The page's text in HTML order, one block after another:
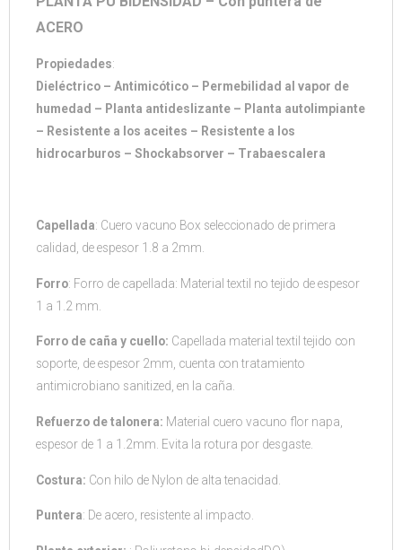
ACERO
Propiedades:
Dieléctrico – Antimicótico – Permebilidad al vapor de
humedad – Planta antideslizante – Planta autolimpiante
– Resistente a los aceites – Resistente a los
hidrocarburos – Shockabsorver – Trabaescalera
Capellada: Cuero vacuno Box seleccionado de primera
calidad, de espesor 1.8 a 2mm.
Forro: Forro de capellada: Material textil no tejido de espesor
1 a 1.2 mm.
Forro de caña y cuello: Capellada material textil tejido con
soporte, de espesor 2mm, cuenta con tratamiento
antimicrobiano sanitized, en la caña.
Refuerzo de talonera: Material cuero vacuno flor napa,
espesor de 1 a 1.2mm. Evita la rotura por desgaste.
Costura: Con hilo de Nylon de alta tenacidad.
Puntera: De acero, resistente al impacto.